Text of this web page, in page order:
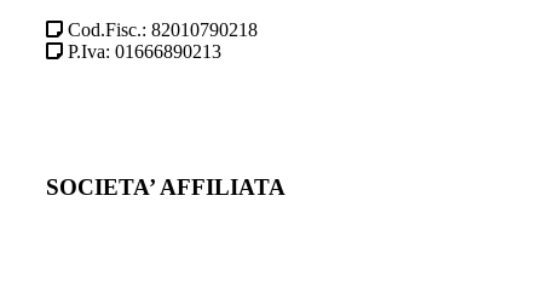
Cod.Fisc.: 82010790218
P.Iva: 01666890213
SOCIETA’ AFFILIATA